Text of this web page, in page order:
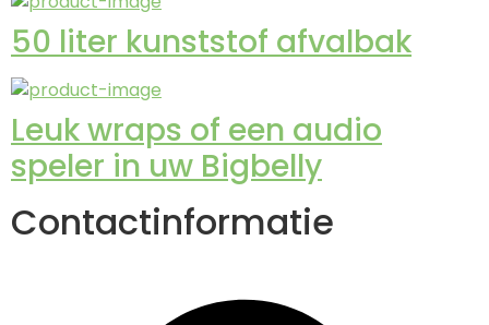
50 liter kunststof afvalbak
Leuk wraps of een audio
speler in uw Bigbelly
Contactinformatie